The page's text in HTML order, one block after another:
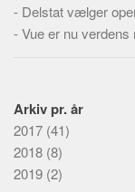
Relationsdatabaser
Dokumentdatabaser
Objektdatabaser
Biblioteker
- Delstat vælger
-Vue er nu
Arkiv pr. år
2017 (41)
2018 (8)
2019 (2)